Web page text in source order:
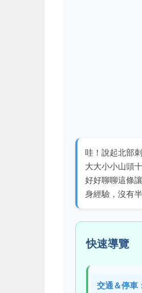
哇！說起北部
大大小小山頭
好好聊聊這條
身經驗，沒有
快速導覽
交通＆停車